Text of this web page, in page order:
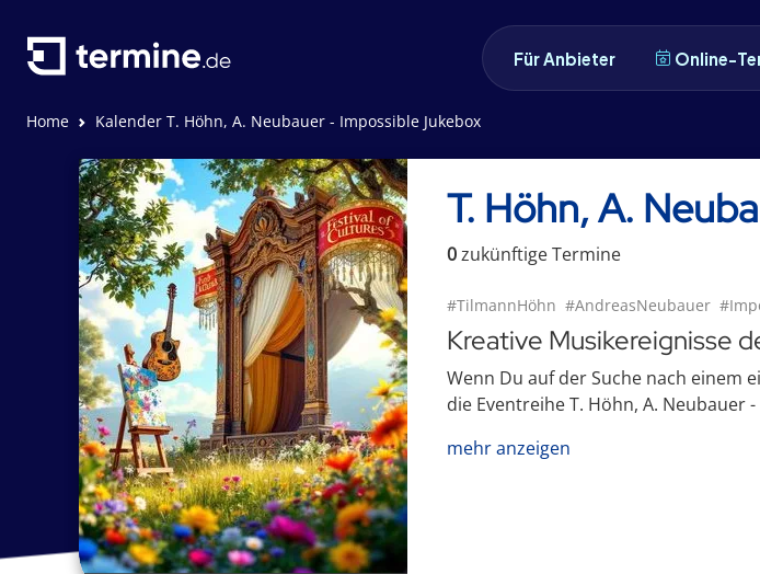
Für Anbieter Online-
Home Kalender T. Höhn, A. Neubauer - Impossible Jukebox
T. Höhn, A.
0zukünftigeTermine
#TilmannHöhn #AndreasNeubauer
Kreative Musikereignisse
Wenn Du auf der Suche nach einem
die Eventreihe T. Höhn, A. Neubauer
mehr anzeigen